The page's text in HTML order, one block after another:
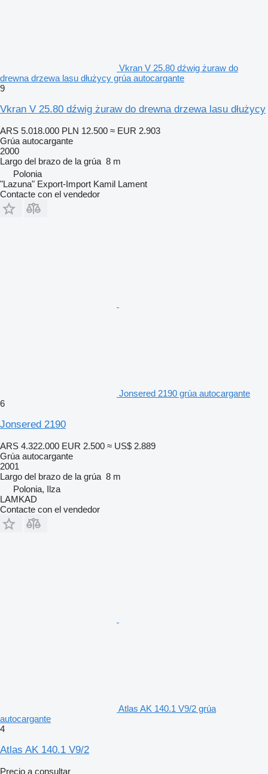
Vkran V 25.80 dźwig żuraw do
drewna drzewa lasu dłużycy grúa autocargante
9
Vkran V 25.80 dźwig żuraw do drewna drzewa lasu dłużycy
ARS 5.018.000 PLN 12.500 ≈ EUR 2.903
Grúa autocargante
2000
Largo del brazo de la grúa 8 m
Polonia
"Lazuna" Export-Import Kamil Lament
Contacte con el vendedor
Jonsered 2190 grúa autocargante
6
Jonsered 2190
ARS 4.322.000 EUR 2.500 ≈ US$ 2.889
Grúa autocargante
2001
Largo del brazo de la grúa 8 m
Polonia, Ilza
LAMKAD
Contacte con el vendedor
Atlas AK 140.1 V9/2 grúa
autocargante
4
Atlas AK 140.1 V9/2
Precio a consultar